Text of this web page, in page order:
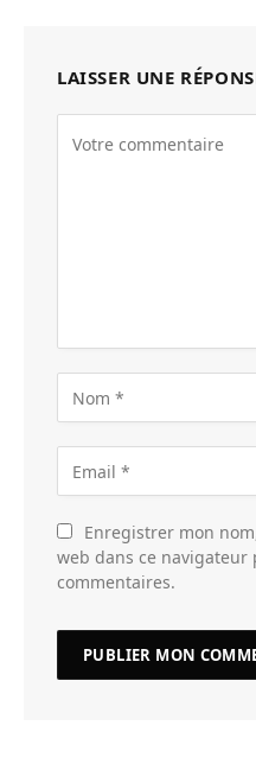
LAISSER UNE
Enregistrer mon
web dans ce navigateur
commentaires.